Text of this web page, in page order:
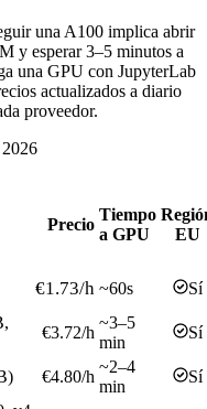
una A100 implica abrir
y esperar 3–5 minutos a
una GPU con JupyterLab
actualizados a diario
proveedor.
Precio
Tiempo
a GPU
EU
€1.73/h ~60s Sí
€3.72/h
~3–5
min
Sí
€4.80/h
~2–4
min
Sí